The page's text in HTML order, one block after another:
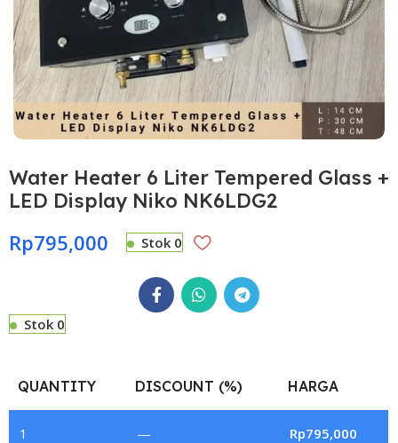
Water Heater 6 Liter Tempered Glass +
LED Display Niko NK6LDG2
Rp795,000 Stok 0
Stok 0
QUANTITY DISCOUNT (%) HARGA
1 — Rp795,000